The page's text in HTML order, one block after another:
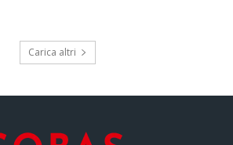
Carica altri